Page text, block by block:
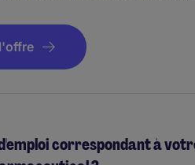
correspondant à